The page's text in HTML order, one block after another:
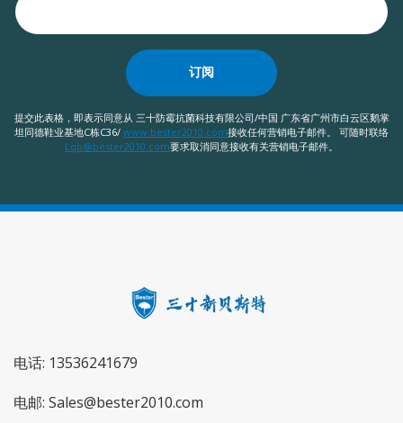
订阅
提交此表格，即表示同意从 三十防霉抗菌科技有限公司/中国 广东省广州市白云区鹅掌
坦同德鞋业基地C栋C36/ www.bester2010.com接收任何营销电子邮件。 可随时联络
Lqb@bester2010.com要求取消同意接收有关营销电子邮件。
电话: 13536241679
电邮: Sales@bester2010.com